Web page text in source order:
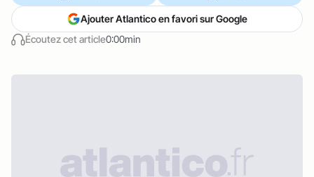
Écoutez cet article0:00min
Ajouter Atlantico en favori sur Google